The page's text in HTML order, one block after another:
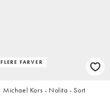
FLERE FARVER
Michael Kors - Nolita - Sort